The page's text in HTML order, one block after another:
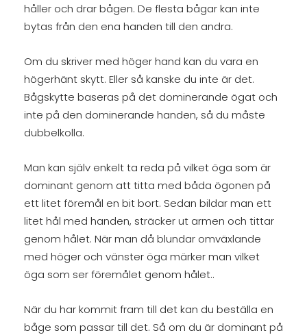
håller och drar bågen. De flesta bågar kan inte
bytas från den ena handen till den andra.
Om du skriver med höger hand kan du vara en
högerhänt skytt. Eller så kanske du inte är det.
Bågskytte baseras på det dominerande ögat och
inte på den dominerande handen, så du måste
dubbelkolla.
Man kan själv enkelt ta reda på vilket öga som är
dominant genom att titta med båda ögonen på
ett litet föremål en bit bort. Sedan bildar man ett
litet hål med handen, sträcker ut armen och tittar
genom hålet. När man då blundar omväxlande
med höger och vänster öga märker man vilket
öga som ser föremålet genom hålet..
När du har kommit fram till det kan du beställa en
båge som passar till det. Så om du är dominant på